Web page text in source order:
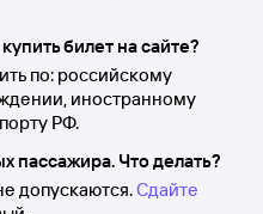
билет на сайте?
по: российскому
иностранному
РФ.
пассажира. Что делать?
допускаются.Сдайте